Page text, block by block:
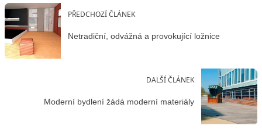
PŘEDCHOZÍ ČLÁNEK
Netradiční, odvážná a provokující ložnice
DALŠÍ ČLÁNEK
Moderní bydlení žádá moderní materiály